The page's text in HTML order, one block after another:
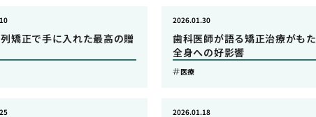
矯正で手に入れた最高の贈
歯科医師が語る矯正治療がも
全身への好影響
2026.01.30
医療
2026.01.18